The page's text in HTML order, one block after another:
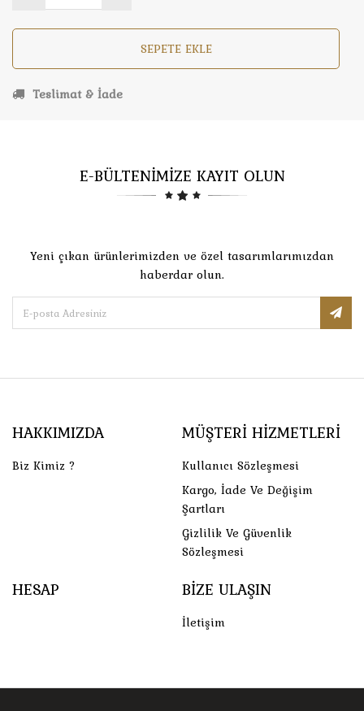
SEPETE EKLE
Teslimat & İade
E-BÜLTENİMİZE KAYIT OLUN
Yeni çıkan ürünlerimizden ve özel tasarımlarımızdan
haberdar olun.
HAKKIMIZDA
Biz Kimiz ?
MÜŞTERI HIZMETLERI
Kullanıcı Sözleşmesi
Kargo, İade Ve Değişim
Şartları
Gizlilik Ve Güvenlik
Sözleşmesi
HESAP BIZE ULAŞIN
İletişim